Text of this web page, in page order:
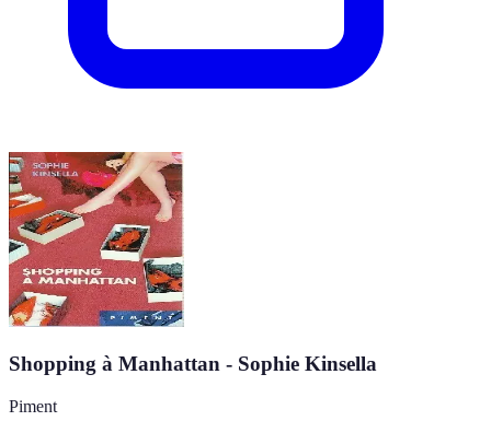
Shopping à Manhattan - Sophie Kinsella
Piment